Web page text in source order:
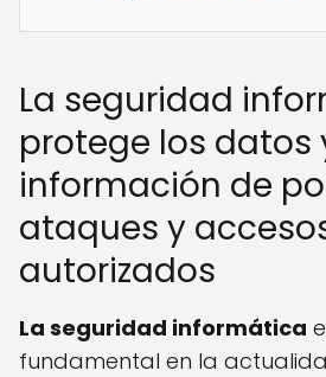
La seguridad
protege los datos
información de
ataques y
autorizados
La seguridad informática
fundamental en la